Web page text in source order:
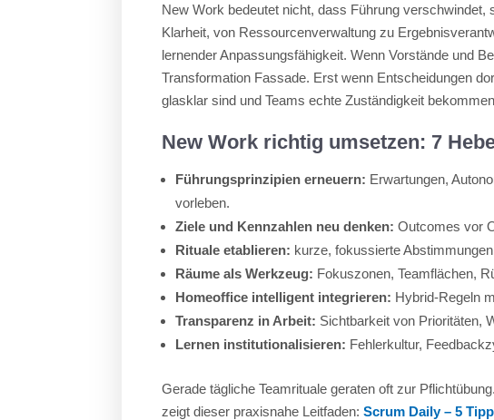
New Work bedeutet nicht, dass Führung
Klarheit, von Ressourcenverwaltung zu
lernender Anpassungsfähigkeit. Wenn Vorstände und
Transformation Fassade. Erst wenn Entscheidungen
glasklar sind und Teams echte Zuständigkeit
New Work richtig umsetzen: 7
Führungsprinzipien erneuern: Erwartungen,
vorleben.
Ziele und Kennzahlen neu denken: Outcomes vor
Rituale etablieren: kurze, fokussierte
Räume als Werkzeug: Fokuszonen, Teamflächen,
Homeoffice intelligent integrieren: Hybrid-Regeln
Transparenz in Arbeit: Sichtbarkeit von Prioritäten,
Lernen institutionalisieren: Fehlerkultur,
Gerade tägliche Teamrituale geraten oft zur
zeigt dieser praxisnahe Leitfaden:Scrum Daily – 5